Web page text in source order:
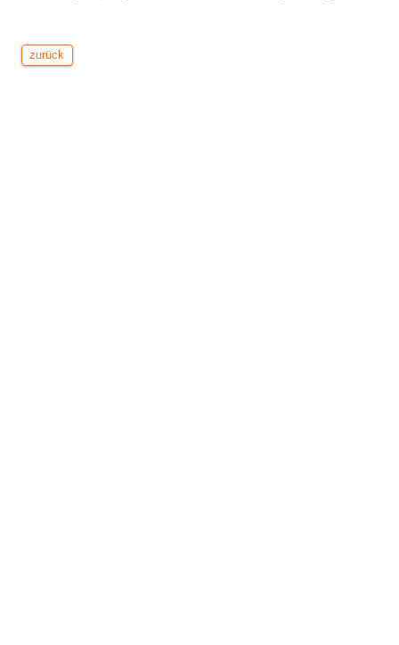
zurück